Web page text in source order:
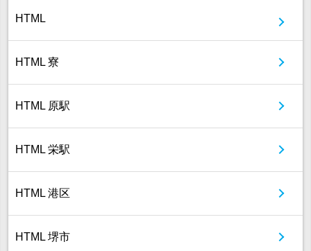
HTML
HTML 寮
HTML 原駅
HTML 栄駅
HTML 港区
HTML 堺市